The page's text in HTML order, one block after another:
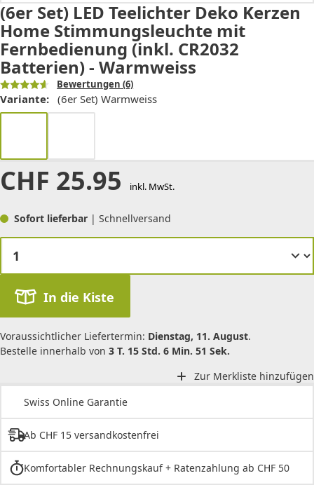
(6er Set) LED Teelichter Deko Kerzen
Home Stimmungsleuchte mit
Fernbedienung (inkl. CR2032
Batterien) - Warmweiss
Bewertungen (6)
Variante: (6er Set) Warmweiss
CHF 25.95 inkl. MwSt.
Sofort lieferbar | Schnellversand
In die Kiste
Voraussichtlicher Liefertermin: Dienstag, 11. August.
Bestelle innerhalb von 3 T. 15 Std. 6 Min. 51 Sek.
Zur Merkliste hinzufügen
Swiss Online Garantie
Ab CHF 15 versandkostenfrei
Komfortabler Rechnungskauf + Ratenzahlung ab CHF 50